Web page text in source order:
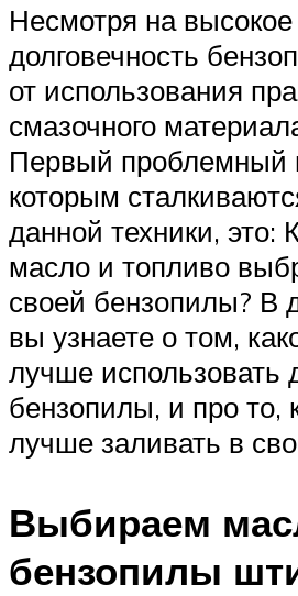
Несмотря на высокое
долговечность
от использования
смазочного
Первый проблемный
которым
данной техники, это:
масло и топливо
своей бензопилы? В
вы узнаете о том,
лучше использовать
бензопилы, и про то,
лучше заливать в
Выбираем
бензопилы